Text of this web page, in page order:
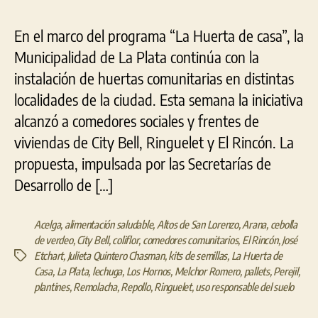
En el marco del programa “La Huerta de casa”, la
Municipalidad de La Plata continúa con la
instalación de huertas comunitarias en distintas
localidades de la ciudad. Esta semana la iniciativa
alcanzó a comedores sociales y frentes de
viviendas de City Bell, Ringuelet y El Rincón. La
propuesta, impulsada por las Secretarías de
Desarrollo de […]
Etiquetas
Acelga, alimentación saludable, Altos de San Lorenzo,Arana, cebolla
de verdeo,City Bell,coliflor, comedores comunitarios, El Rincón,José
Etchart, Julieta Quintero Chasman,kits de semillas, La Huerta de
Casa, La Plata, lechuga, Los Hornos, Melchor Romero, pallets,Perejil,
plantines,Remolacha,Repollo,Ringuelet,uso responsable del suelo